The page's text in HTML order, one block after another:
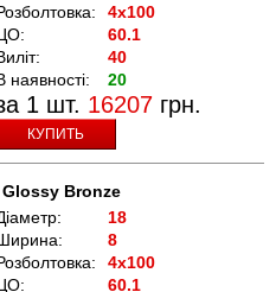
4x100
60.1
40
наявності:
20
1 шт. 16207 грн.
КУПИТЬ
Bronze
18
8
4x100
60.1